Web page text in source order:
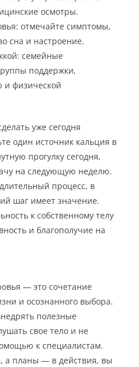
осмотры.
отмечайте симптомы,
сна и настроение.
семейные
поддержки,
и физической
уже сегодня
один источник кальция в
прогулку сегодня,
на следующую неделю.
процесс, в
шаг имеет значение.
к собственному телу
и благополучие на
— это сочетание
и осознанного выбора.
полезные
свое тело и не
к специалистам.
а планы — в действия, вы